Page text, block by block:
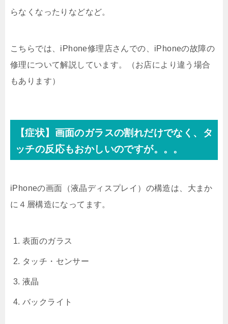
らなくなったりなどなど。
こちらでは、iPhone修理店さんでの、iPhoneの故障の
修理について解説しています。（お店により違う場合
もあります）
【症状】画面のガラスの割れだけでなく、タ
ッチの反応もおかしいのですが。。。
iPhoneの画面（液晶ディスプレイ）の構造は、大まか
に４層構造になってます。
表面のガラス
タッチ・センサー
液晶
バックライト